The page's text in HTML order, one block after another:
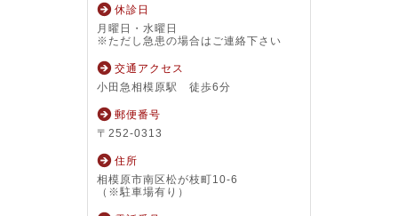
休診日
月曜日・水曜日
※ただし急患の場合はご連絡下さい
交通アクセス
小田急相模原駅 徒歩6分
郵便番号
〒252-0313
住所
相模原市南区松が枝町10-6
（※駐車場有り）